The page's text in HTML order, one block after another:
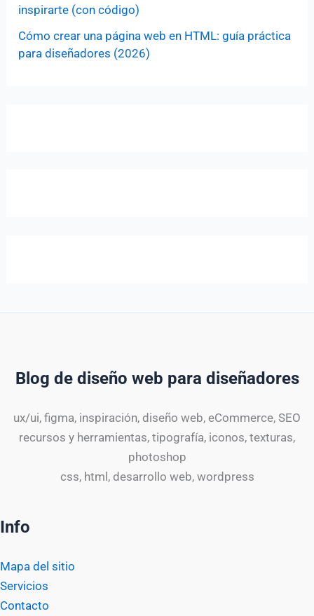
inspirarte (con código)
Cómo crear una página web en HTML: guía práctica
para diseñadores (2026)
Blog de diseño web para diseñadores
ux/ui, figma, inspiración, diseño web, eCommerce, SEO
recursos y herramientas, tipografía, iconos, texturas,
photoshop
css, html, desarrollo web, wordpress
Info
Mapa del sitio
Servicios
Contacto